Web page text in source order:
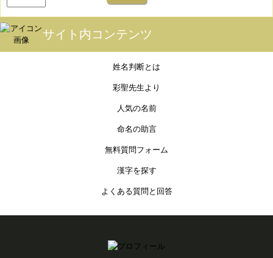
サイト内コンテンツ
姓名判断とは
彩聖先生より
人気の名前
命名の助言
無料質問フォーム
漢字を探す
よくある質問と回答